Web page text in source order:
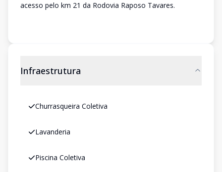
acesso pelo km 21 da Rodovia Raposo Tavares.
Infraestrutura
Churrasqueira Coletiva
Lavanderia
Piscina Coletiva